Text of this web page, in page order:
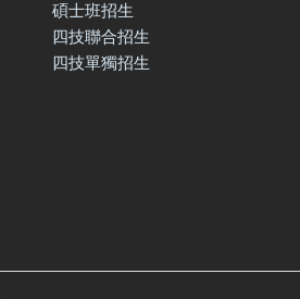
碩士班招生
四技聯合招生
四技單獨招生